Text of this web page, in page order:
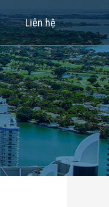
Liên hệ